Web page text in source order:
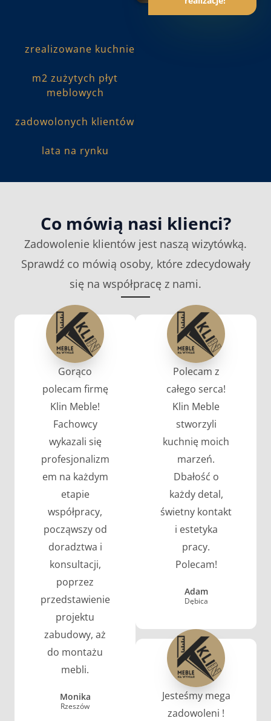
zrealizowane kuchnie
m2 zużytych płyt
meblowych
zadowolonych klientów
lata na rynku
Co mówią nasi klienci?
Zadowolenie klientów jest naszą wizytówką.
Sprawdź co mówią osoby, które zdecydowały
się na współpracę z nami.
Gorąco
polecam firmę
Klin Meble!
Fachowcy
wykazali się
profesjonalizm
em na każdym
etapie
współpracy,
począwszy od
doradztwa i
konsultacji,
poprzez
przedstawienie
projektu
zabudowy, aż
do montażu
mebli.
Monika
Rzeszów
Polecam z
całego serca!
Klin Meble
stworzyli
kuchnię moich
marzeń.
Dbałość o
każdy detal,
świetny kontakt
i estetyka
pracy.
Polecam!
Adam
Dębica
Jesteśmy mega
zadowoleni !